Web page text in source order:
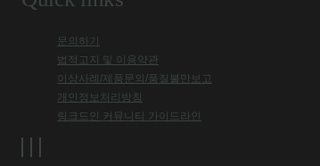
문의하기
법적고지 및 이용약관
이상사례/제품문의/품질불만보고
개인정보처리방침
링크드인 커뮤니티 가이드라인